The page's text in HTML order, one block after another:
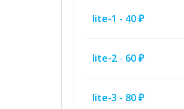
lite-1 - 40 ₽
lite-2 - 60 ₽
lite-3 - 80 ₽